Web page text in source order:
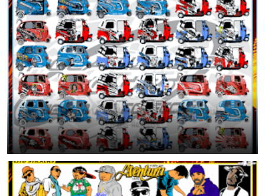
46 Diseños Exclusivos para Mototaxi | Stickers Tuning Listos para
Plotter de Corte
June 25, 2026